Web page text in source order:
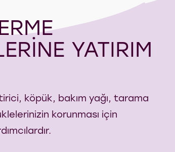
YATIRIM
köpük, bakım yağı, tarama
korunması için